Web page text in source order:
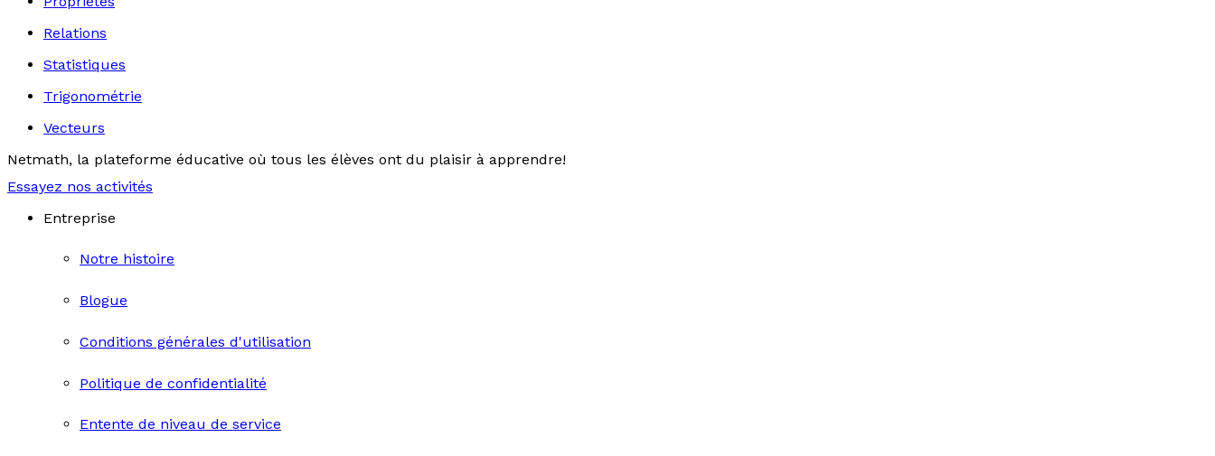
Relations
Statistiques
Trigonométrie
Vecteurs
Netmath, la plateforme éducative où tous les élèves ont du plaisir à apprendre!
Essayez nos activités
Entreprise
Notre histoire
Blogue
Conditions générales d'utilisation
Politique de confidentialité
Entente de niveau de service